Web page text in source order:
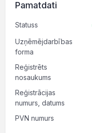
Pamatdati
Statuss
Uzņēmējdarbības
forma
Reģistrēts
nosaukums
Reģistrācijas
numurs, datums
PVN numurs